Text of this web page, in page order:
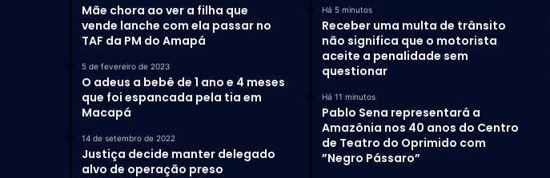
Mãe chora ao ver a filha que
vende lanche com ela passar no
TAF da PM do Amapá
5 de fevereiro de 2023
O adeus a bebê de 1 ano e 4 meses
que foi espancada pela tia em
Macapá
14 de setembro de 2022
Justiça decide manter delegado
alvo de operação preso
Há 5 minutos
Receber uma multa de trânsito
não significa que o motorista
aceite a penalidade sem
questionar
Há 11 minutos
Pablo Sena representará a
Amazônia nos 40 anos do Centro
de Teatro do Oprimido com
”Negro Pássaro”